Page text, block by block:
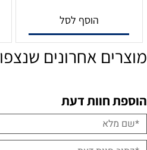
הוסף לסל
מוצרים אחרונים שנצפו
הוספת חוות דעת